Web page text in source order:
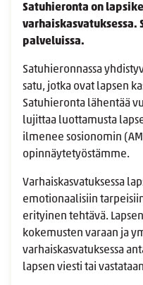
Satuhieronta on
varhaiskasvatuksessa.
palveluissa.
Satuhieronnassa
satu, jotka ovat lapsen
Satuhieronta lähentää
lujittaa luottamusta
ilmenee sosionomin
opinnäytetyöstämme.
Varhaiskasvatuksessa
emotionaalisiin
erityinen tehtävä.
kokemusten varaan ja
varhaiskasvatuksessa
lapsen viesti tai